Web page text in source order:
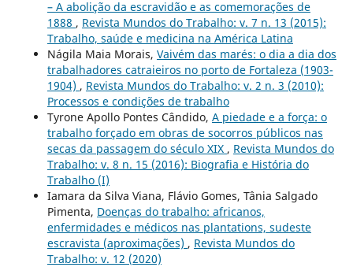
– A abolição da escravidão e as comemorações de
1888 , Revista Mundos do Trabalho: v. 7 n. 13 (2015):
Trabalho, saúde e medicina na América Latina
Nágila Maia Morais, Vaivém das marés: o dia a dia dos
trabalhadores catraieiros no porto de Fortaleza (1903-
1904) , Revista Mundos do Trabalho: v. 2 n. 3 (2010):
Processos e condições de trabalho
Tyrone Apollo Pontes Cândido, A piedade e a força: o
trabalho forçado em obras de socorros públicos nas
secas da passagem do século XIX , Revista Mundos do
Trabalho: v. 8 n. 15 (2016): Biografia e História do
Trabalho (I)
Iamara da Silva Viana, Flávio Gomes, Tânia Salgado
Pimenta, Doenças do trabalho: africanos,
enfermidades e médicos nas plantations, sudeste
escravista (aproximações) , Revista Mundos do
Trabalho: v. 12 (2020)